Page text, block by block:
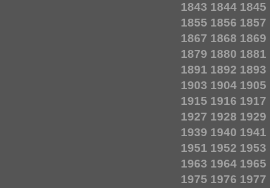
1843 1844 1845
1855 1856 1857
1867 1868 1869
1879 1880 1881
1891 1892 1893
1903 1904 1905
1915 1916 1917
1927 1928 1929
1939 1940 1941
1951 1952 1953
1963 1964 1965
1975 1976 1977